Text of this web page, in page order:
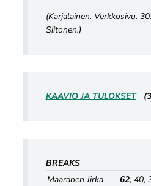
(Karjalainen. Verkkosivu.
Siitonen.)
KAAVIO JA TULOKSET
BREAKS
Maaranen Jirka
62, 40,